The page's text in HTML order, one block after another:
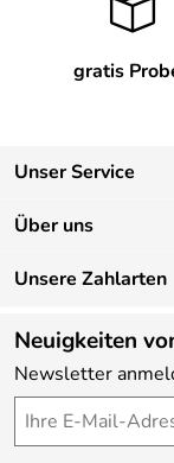
gratis
Unser Service
Kontakt
Lieferbedingungen
Kundenlogin
Über uns
Unsere Bestseller
Neu
Angebote
Made in Germany
Unsere Zahlarten
Neuigkeiten
Newsletter